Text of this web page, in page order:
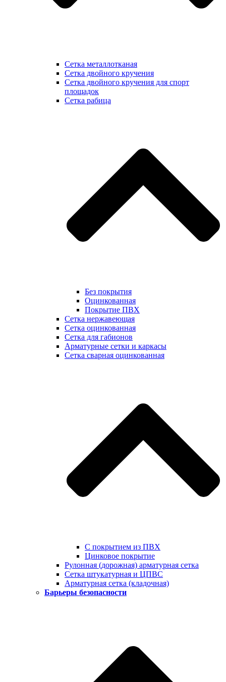
Сетка металлотканая
Сетка двойного кручения
Сетка двойного кручения для спорт
площадок
Сетка рабица
Без покрытия
Оцинкованная
Покрытие ПВХ
Сетка нержавеющая
Сетка оцинкованная
Сетка для габионов
Арматурные сетки и каркасы
Сетка сварная оцинкованная
С покрытием из ПВХ
Цинковое покрытие
Рулонная (дорожная) арматурная сетка
Сетка штукатурная и ЦПВС
Арматурная сетка (кладочная)
Барьеры безопасности